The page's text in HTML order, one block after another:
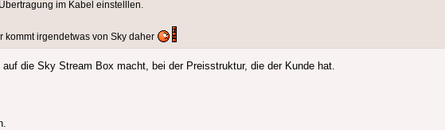
im Kabel einstelllen.
kommt irgendetwas von Sky daher
die Sky Stream Box macht, bei der Preisstruktur, die der Kunde hat.